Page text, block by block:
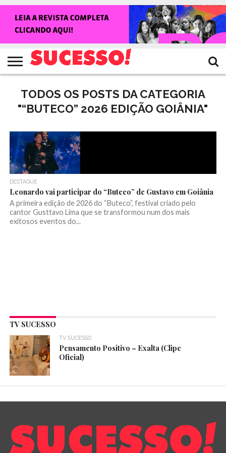
NOTÍCIAS
SHOWS
ENTREVISTAS
CLIQUES
RANKING
CROWLEY
TV
SUCESSO!
REVISTA
SUCESSO!
TODOS OS POSTS DA CATEGORIA
"“BUTECO” 2026 EDIÇÃO GOIÂNIA"
DESTAQUE
Leonardo vai participar do “Buteco” de Gustavo em Goiânia
A primeira edição de 2026 do “Buteco”, festival criado pelo
cantor Gusttavo Lima que se transformou num dos mais
exitosos eventos do...
TV SUCESSO
TV SUCESSO
Pensamento Positivo – Exalta (Clipe
Oficial)